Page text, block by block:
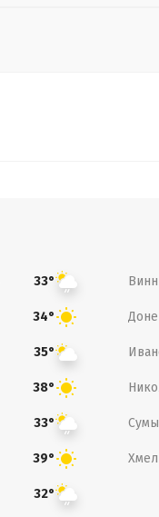
33°
34°
35°
38°
33° Сумы
39°
32°